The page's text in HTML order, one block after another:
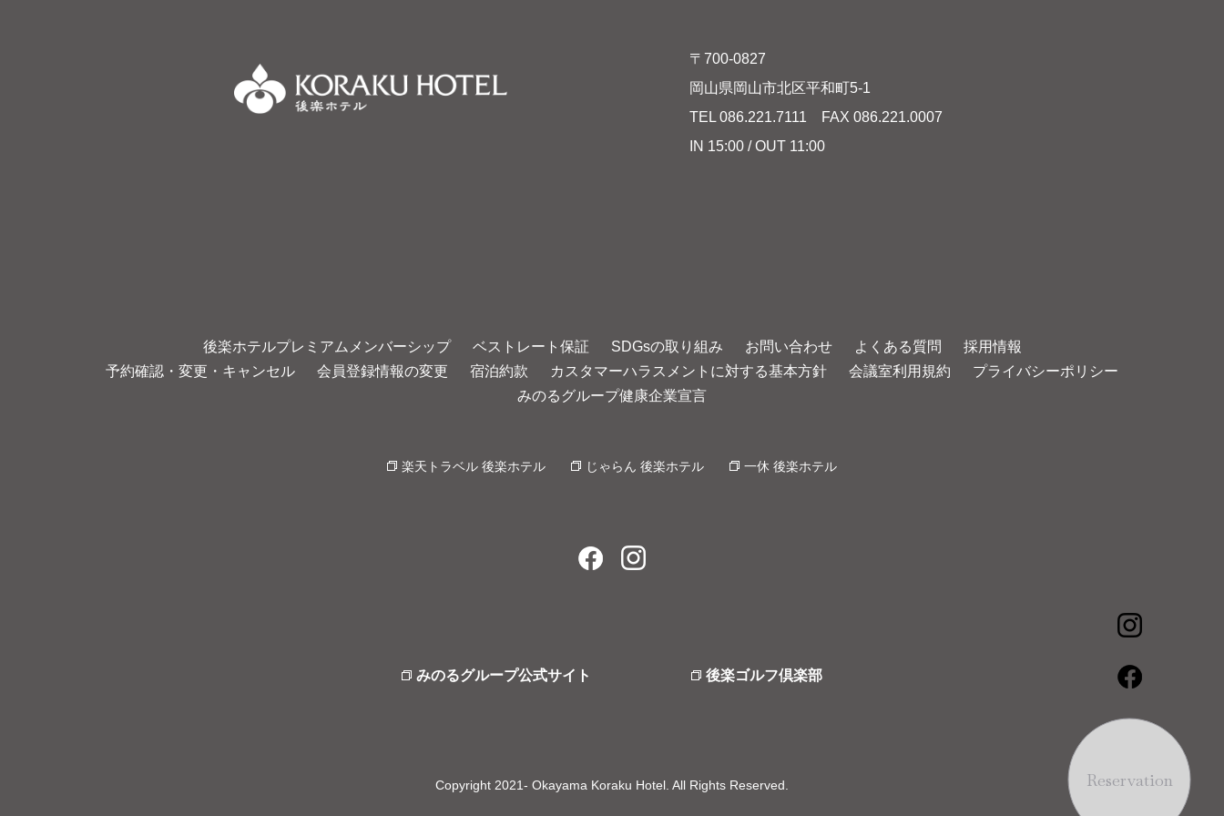
Reservation
〒700-0827
岡山県岡山市北区平和町5-1
TEL 086.221.7111 FAX 086.221.0007
IN 15:00 / OUT 11:00
後楽ホテルプレミアムメンバーシップ ベストレート保証 SDGsの取り組み お問い合わせ よくある質問
採用情報
予約確認・変更・キャンセル
会員登録情報の変更 宿泊約款 カスタマーハラスメントに対する基本方針 会議室利用規約
プライバシーポリシー
みのるグループ健康企業宣言
楽天トラベル 後楽ホテル じゃらん 後楽ホテル 一休 後楽ホテル
みのるグループ公式サイト 後楽ゴルフ倶楽部
Copyright 2021- Okayama Koraku Hotel. All Rights Reserved.